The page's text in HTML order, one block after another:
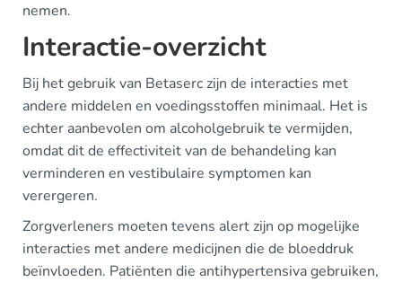
nemen.
Interactie-overzicht
Bij het gebruik van Betaserc zijn de interacties met
andere middelen en voedingsstoffen minimaal. Het is
echter aanbevolen om alcoholgebruik te vermijden,
omdat dit de effectiviteit van de behandeling kan
verminderen en vestibulaire symptomen kan
verergeren.
Zorgverleners moeten tevens alert zijn op mogelijke
interacties met andere medicijnen die de bloeddruk
beïnvloeden. Patiënten die antihypertensiva gebruiken,